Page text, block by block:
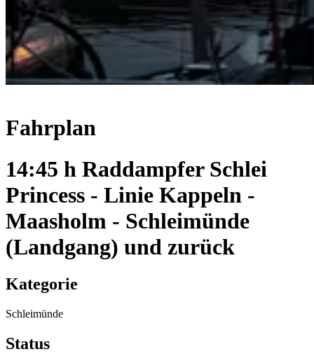
Fahrplan
14:45 h Raddampfer Schlei
Princess - Linie Kappeln -
Maasholm - Schleimünde
(Landgang) und zurück
Kategorie
Schleimünde
Status